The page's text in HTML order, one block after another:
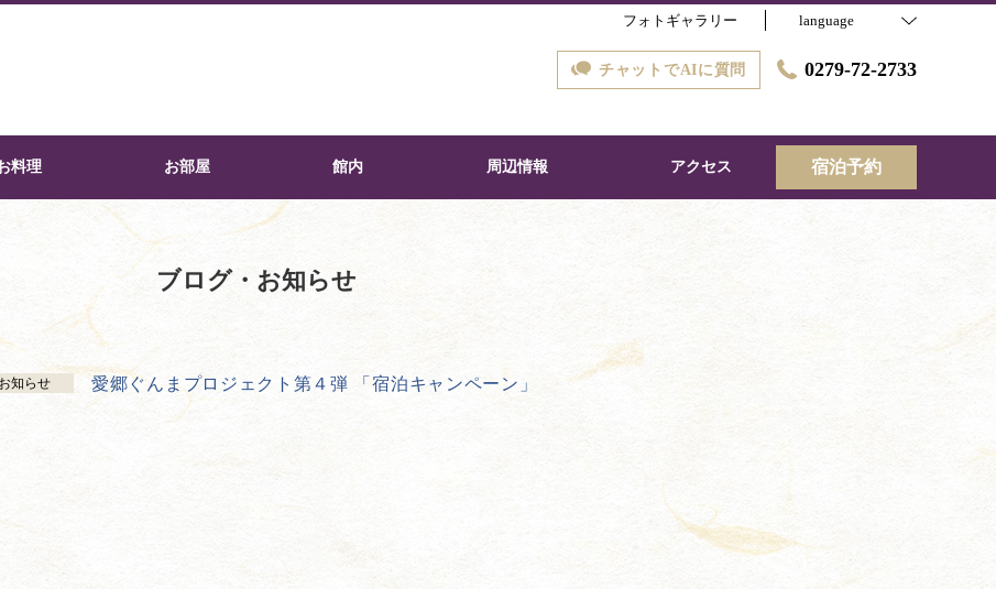
フォトギャラリー language
チャットでAIに質問 0279-72-2733
料理 お部屋 館内 周辺情報 アクセス 宿泊予約
ブログ・お知らせ
お知らせ 愛郷ぐんまプロジェクト第４弾 「宿泊キャンペーン」